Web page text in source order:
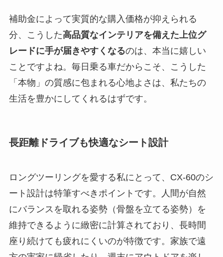
補助金によって実質的な購入価格が抑えられる
分、こうした高品質なインテリアを備えた上位グ
レードに手が届きやすくなるのは、本当に嬉しい
ことですよね。毎日乗る車だからこそ、こうした
「本物」の質感に包まれる心地よさは、私たちの
生活を豊かにしてくれるはずです。
長距離ドライブも快適なシート設計
ロングツーリングを愛する私にとって、CX-60のシ
ート設計は特筆すべきポイントです。人間が自然
にバランスを取れる姿勢（骨盤を立てる姿勢）を
維持できるように緻密に計算されており、長時間
座り続けても疲れにくいのが特徴です。家族で遠